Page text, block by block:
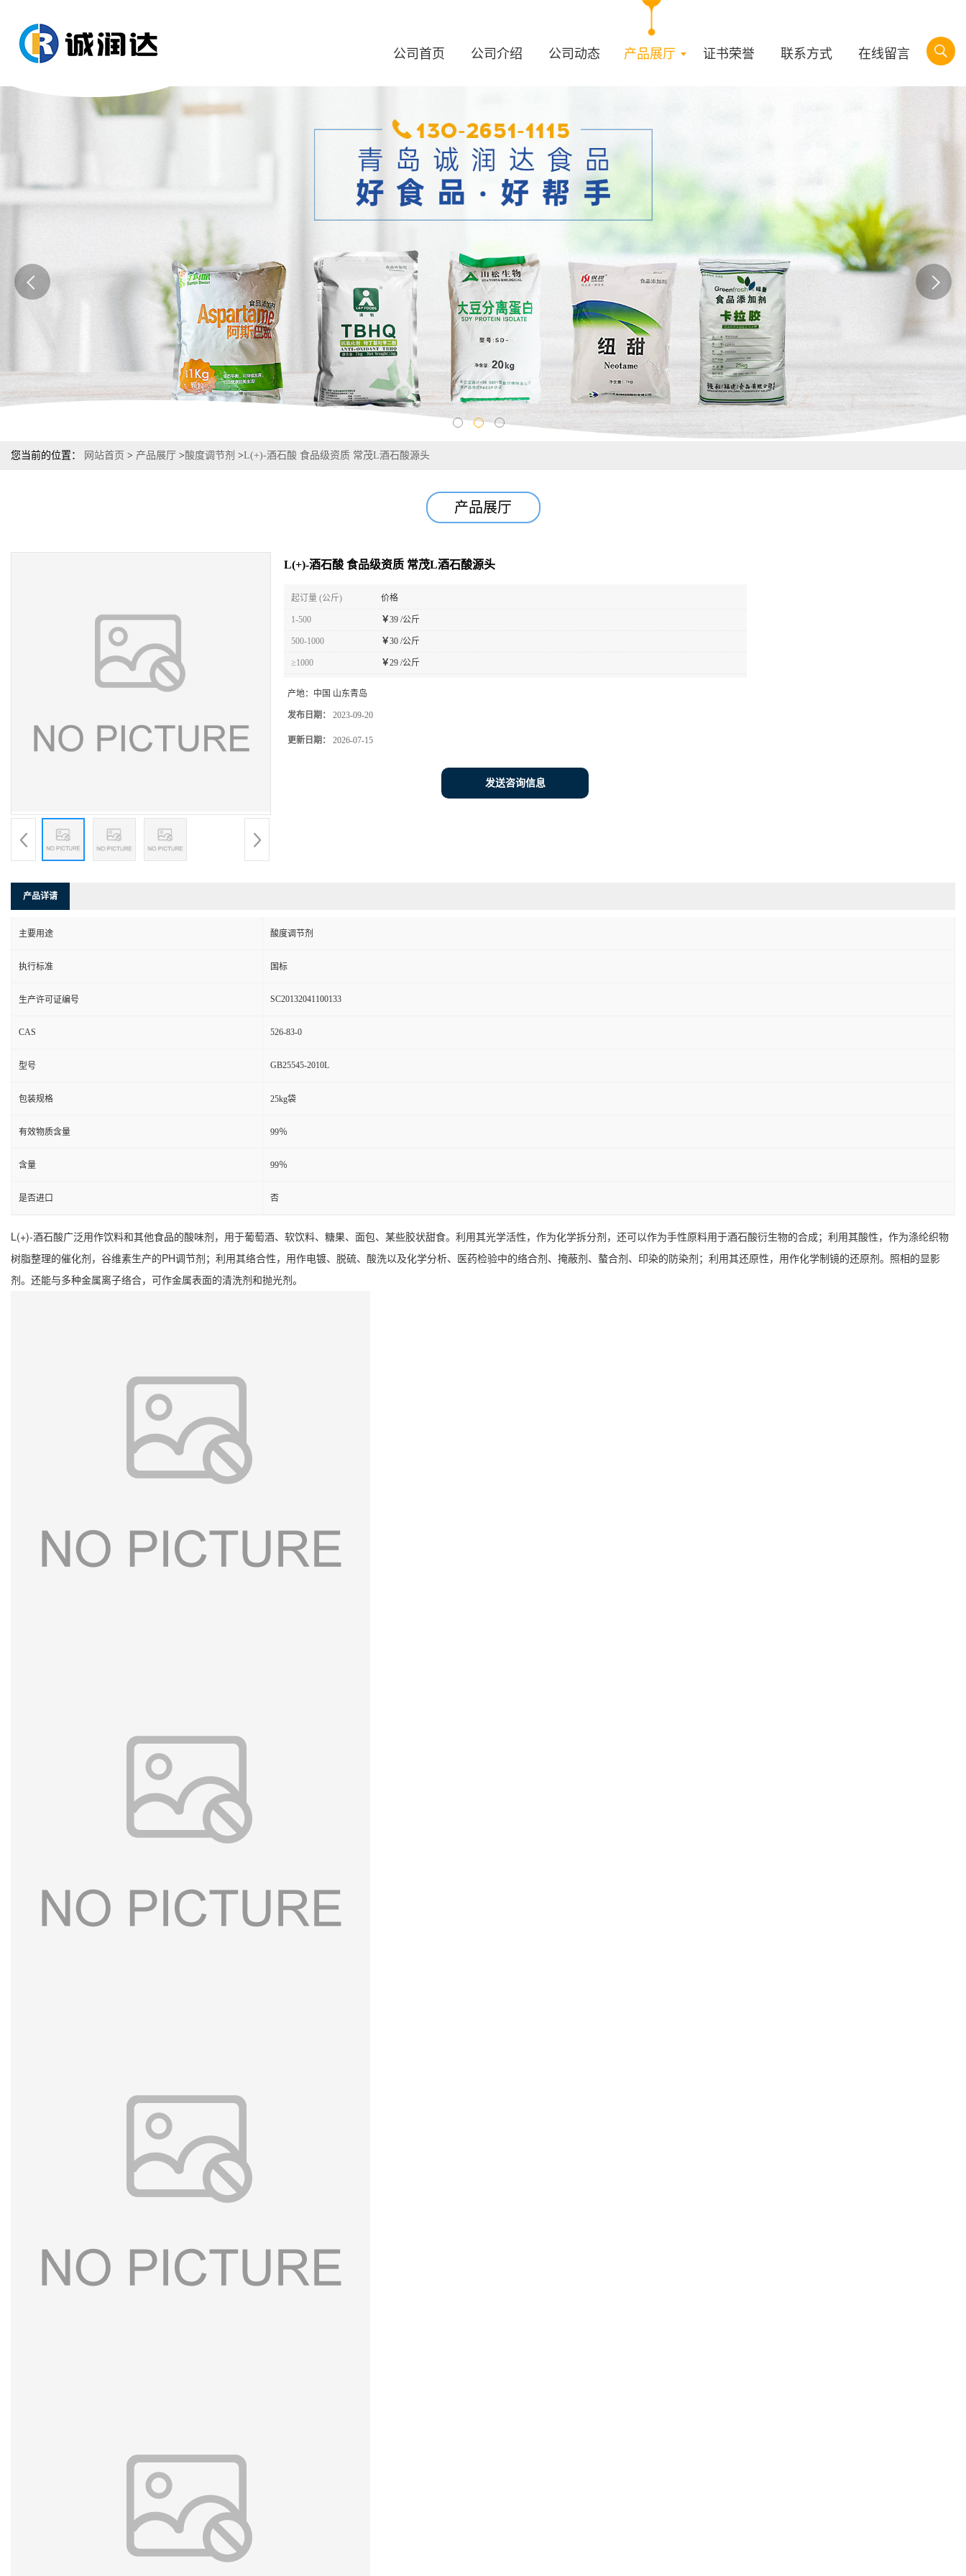
公司首页 公司介绍 公司动态 产品展厅 证书荣誉 联系方式 在线留言
您当前的位置： 网站首页 > 产品展厅 >酸度调节剂 >L(+)-酒石酸 食品级资质 常茂L酒石酸源头
产品展厅
L(+)-酒石酸 食品级资质 常茂L酒石酸源头
起订量 (公斤) 价格
1-500 ￥39 /公斤
500-1000 ￥30 /公斤
≥1000 ￥29 /公斤
产地： 中国 山东青岛
发布日期： 2023-09-20
更新日期： 2026-07-15
发送咨询信息
产品详请
主要用途 酸度调节剂
执行标准 国标
生产许可证编号 SC20132041100133
CAS 526-83-0
型号 GB25545-2010L
包装规格 25kg袋
有效物质含量 99％
含量 99％
是否进口 否
L(+)-酒石酸广泛用作饮料和其他食品的酸味剂，用于葡萄酒、软饮料、糖果、面包、某些胶状甜食。利用其光学活性，作为化学拆分剂，还可以作为手性原料用于酒石酸衍生物的合成；利用其酸性，作为涤纶织物
树脂整理的催化剂，谷维素生产的PH调节剂；利用其络合性，用作电镀、脱硫、酸洗以及化学分析、医药检验中的络合剂、掩蔽剂、螯合剂、印染的防染剂；利用其还原性，用作化学制镜的还原剂。照相的显影
剂。还能与多种金属离子络合，可作金属表面的清洗剂和抛光剂。